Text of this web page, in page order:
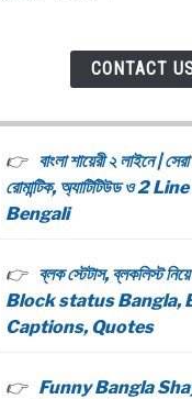
CONTACT
বাংলা শায়েরী ২ লাইনে |
রোমান্টিক, অ্যাটিটিউড ও 2
Bengali
ব্লক স্টেটাস, ব্লকলিস্ট
Block status Bangla,
Captions, Quotes
Funny Bangla